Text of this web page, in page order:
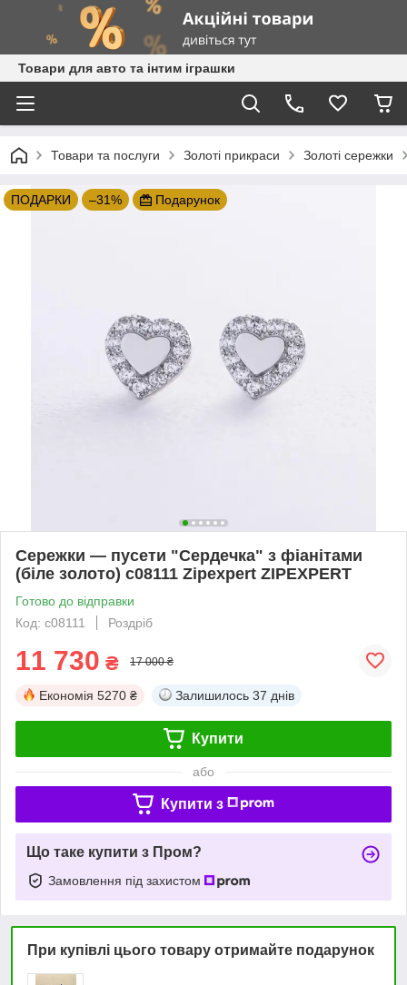
Товари для авто та інтим іграшки
Товари та послуги Золоті прикраси Золоті сережки
ПОДАРКИ –31% Подарунок
Сережки — пусети "Сердечка" з фіанітами
(біле золото) с08111 Zipexpert ZIPEXPERT
Готово до відправки
Код: с08111
Роздріб
11 730 ₴ 17 000 ₴
Економія 5270 ₴ Залишилось 37 днів
Купити
або
Купити з
Що таке купити з Пром?
Замовлення під захистом
При купівлі цього товару отримайте подарунок